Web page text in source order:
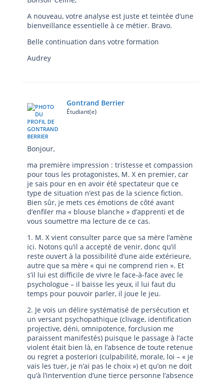
A nouveau, votre analyse est juste et teintée d’une
bienveillance essentielle à ce métier. Bravo.
Belle continuation dans votre formation
Audrey
Gontrand Berrier
Étudiant(e)
Bonjour,
ma première impression : tristesse et compassion
pour tous les protagonistes, M. X en premier, car
je sais pour en en avoir été spectateur que ce
type de situation n’est pas de la science fiction.
Bien sûr, je mets ces émotions de côté avant
d’enfiler ma « blouse blanche » d’apprenti et de
vous soumettre ma lecture de ce cas.
1. M. X vient consulter parce que sa mère l’amène
ici. Notons qu’il a accepté de venir, donc qu’il
reste ouvert à la possibilité d’une aide extérieure,
autre que sa mère « qui ne comprend rien ». Et
s’il lui est difficile de vivre le face-à-face avec le
psychologue – il baisse les yeux, il lui faut du
temps pour pouvoir parler, il joue le jeu.
2. Je vois un délire systématisé de persécution et
un versant psychopathique (clivage, identification
projective, déni, omnipotence, forclusion me
paraissent manifestés) puisque le passage à l’acte
violent était bien là, en l’absence de toute retenue
ou regret a posteriori (culpabilité, morale, loi – « je
vais les tuer, je n’ai pas le choix ») et qu’on ne doit
qu’à l’intervention d’une tierce personne l’absence